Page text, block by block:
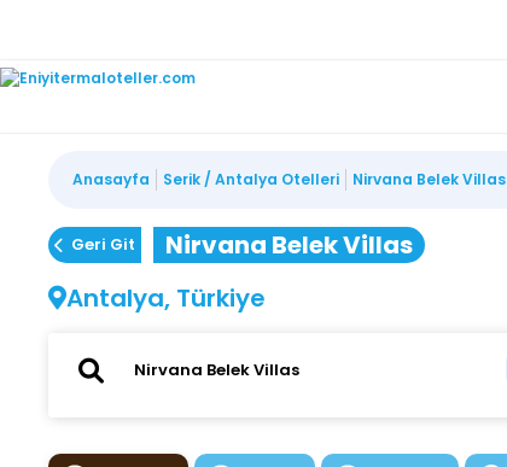
Anasayfa Serik / Antalya Otelleri Nirvana Belek Villas
Geri Git
Nirvana Belek Villas
Antalya, Türkiye